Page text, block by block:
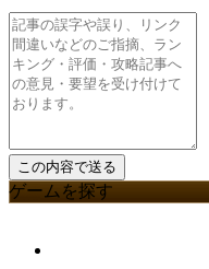
ゲームを探す